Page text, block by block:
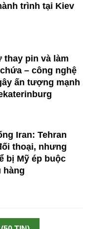
trình tại Kiev
thay pin và làm
– công nghệ
ấn tượng mạnh
Iran: Tehran
thoại, nhưng
bị Mỹ ép buộc
hàng